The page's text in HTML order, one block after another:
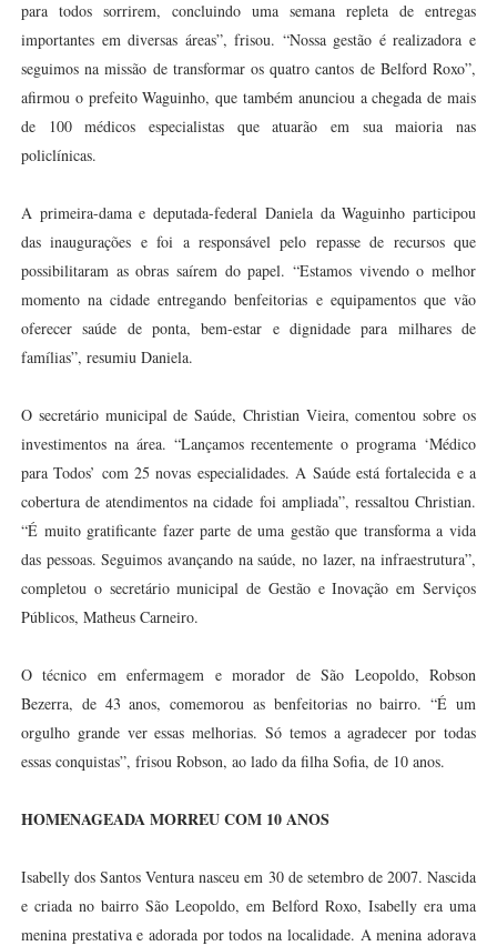
para todos sorrirem, concluindo uma semana repleta de entregas
importantes em diversas áreas”, frisou. “Nossa gestão é realizadora e
seguimos na missão de transformar os quatro cantos de Belford Roxo”,
afirmou o prefeito Waguinho, que também anunciou a chegada de mais
de 100 médicos especialistas que atuarão em sua maioria nas
policlínicas.
A primeira-dama e deputada-federal Daniela da Waguinho participou
das inaugurações e foi a responsável pelo repasse de recursos que
possibilitaram as obras saírem do papel. “Estamos vivendo o melhor
momento na cidade entregando benfeitorias e equipamentos que vão
oferecer saúde de ponta, bem-estar e dignidade para milhares de
famílias”, resumiu Daniela.
O secretário municipal de Saúde, Christian Vieira, comentou sobre os
investimentos na área. “Lançamos recentemente o programa ‘Médico
para Todos’ com 25 novas especialidades. A Saúde está fortalecida e a
cobertura de atendimentos na cidade foi ampliada”, ressaltou Christian.
“É muito gratificante fazer parte de uma gestão que transforma a vida
das pessoas. Seguimos avançando na saúde, no lazer, na infraestrutura”,
completou o secretário municipal de Gestão e Inovação em Serviços
Públicos, Matheus Carneiro.
O técnico em enfermagem e morador de São Leopoldo, Robson
Bezerra, de 43 anos, comemorou as benfeitorias no bairro. “É um
orgulho grande ver essas melhorias. Só temos a agradecer por todas
essas conquistas”, frisou Robson, ao lado da filha Sofia, de 10 anos.
HOMENAGEADA MORREU COM 10 ANOS
Isabelly dos Santos Ventura nasceu em 30 de setembro de 2007. Nascida
e criada no bairro São Leopoldo, em Belford Roxo, Isabelly era uma
menina prestativa e adorada por todos na localidade. A menina adorava